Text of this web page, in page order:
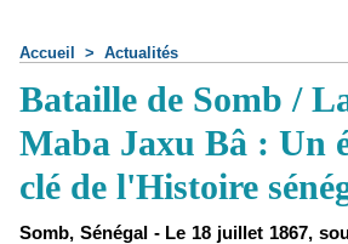
Accueil > Actualités
Bataille de Somb /
Maba Jaxu Bâ : Un
clé de l'Histoire
Somb, Sénégal - Le 18 juillet 1867,